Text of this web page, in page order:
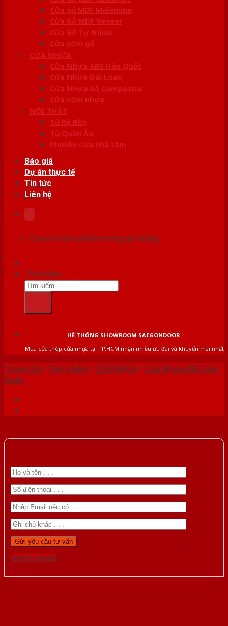
Cửa gỗ MDF Melamine
Cửa Gỗ MDF Veneer
Cửa Gỗ Tự Nhiên
Cửa vòm gỗ
CỬA NHỰA
Cửa Nhựa ABS Hàn Quốc
Cửa Nhựa Đài Loan
Cửa Nhựa Gỗ Composite
Cửa vòm nhựa
NỘI THẤT
Tủ Kệ Bếp
Tủ Quần Áo
Phụ kiện cửa nhà tắm
Báo giá
Dự án thực tế
Tin tức
Liên hệ
Chưa có sản phẩm trong giỏ hàng.
Tìm kiếm:
HỆ THỐNG SHOWROOM SAIGONDOOR
Mua cửa thép,cửa nhựa tại TP.HCM nhận nhiều ưu đãi và khuyến mãi nhất
Trang chủ /Sản phẩm /CỬA NHỰA/Cửa Nhựa ABS Hàn
Quốc
Gọi 0976.169.864